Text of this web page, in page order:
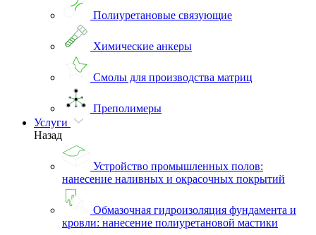
Полиуретановые связующие
Химические анкеры
Смолы для производства матриц
Преполимеры
Услуги
Назад
Устройство промышленных полов:
нанесение наливных и окрасочных покрытий
Обмазочная гидроизоляция фундамента и
кровли: нанесение полиуретановой мастики